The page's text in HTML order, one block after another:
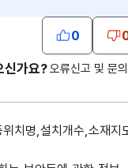
0
신가요?오류신고 및 문의
치명,설치개수,소재지